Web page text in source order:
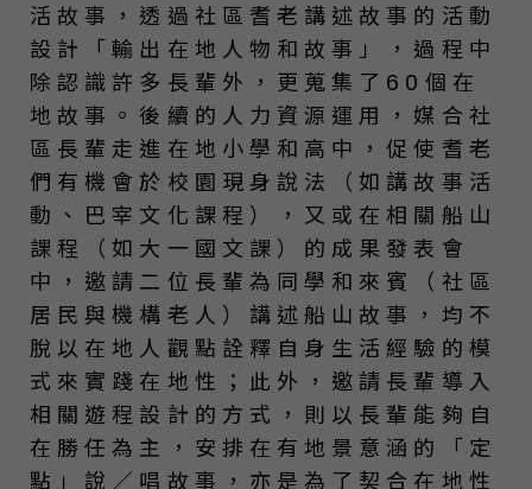
活故事，透過社區耆老講述故事的活動
設計「輸出在地人物和故事」，過程中
除認識許多長輩外，更蒐集了60個在
地故事。後續的人力資源運用，媒合社
區長輩走進在地小學和高中，促使耆老
們有機會於校園現身說法（如講故事活
動、巴宰文化課程），又或在相關船山
課程（如大一國文課）的成果發表會
中，邀請二位長輩為同學和來賓（社區
居民與機構老人）講述船山故事，均不
脫以在地人觀點詮釋自身生活經驗的模
式來實踐在地性；此外，邀請長輩導入
相關遊程設計的方式，則以長輩能夠自
在勝任為主，安排在有地景意涵的「定
點」說／唱故事，亦是為了契合在地性